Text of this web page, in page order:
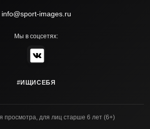
info@sport-images.ru
Мы в соцсетях:
#ИЩИСЕБЯ
просмотра, для лиц старше 6 лет (6+)